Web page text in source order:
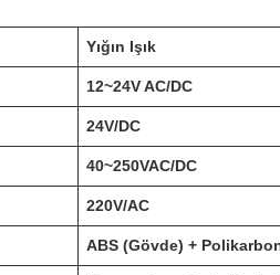
Yığın Işık
12~24V AC/DC
24V/DC
40~250VAC/DC
220V/AC
ABS (Gövde) +